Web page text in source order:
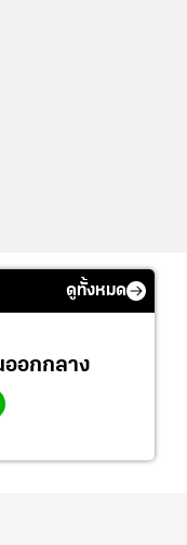
ดูทั้งหมด
ออกกลาง